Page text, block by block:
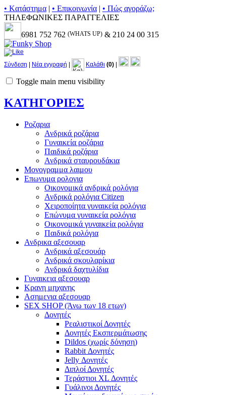
• Kατάστημα | • Επικοινωνία | • Πώς αγοράζω;
ΤΗΛΕΦΩΝΙΚΕΣ ΠΑΡΑΓΓΕΛΙΕΣ
6981 752 762 (WHATS UP) & 210 24 00 315
Σύνδεση Νέα εγγραφή Καλάθι (0)
Toggle main menu visibility
ΚΑΤΗΓΟΡΙΕΣ
Ροζαρια
Ανδρικά ροζάρια
Γυναικεία ροζάρια
Παιδικά ροζάρια
Ανδρικά σταυρουδάκια
Μονογραμμα λαιμου
Επωνυμα ρολογια
Οικονομικά ανδρικά ρολόγια
Ανδρικά ρολόγια Citizen
Χειροποίητα γυναικεία ρολόγια
Επώνυμα γυναικεία ρολόγια
Οικονομικά γυναικεία ρολόγια
Παιδικά ρολόγια
Ανδρικα αξεσουαρ
Ανδρικά αξεσουάρ
Ανδρικά σκουλαρίκια
Ανδρικά δαχτυλίδια
Γυναικεια αξεσουαρ
Κρανη μηχανης
Ασημενια αξεσουαρ
SEX SHOP (Άνω των 18 ετων)
Δονητές
Ρεαλιστικοί Δονητές
Δονητές Εκσπερμάτωσης
Dildos (χωρίς δόνηση)
Rabbit Δονητές
Jelly Δονητές
Διπλοί Δονητές
Τεράστιοι XL Δονητές
Γυάλινοι Δονητές